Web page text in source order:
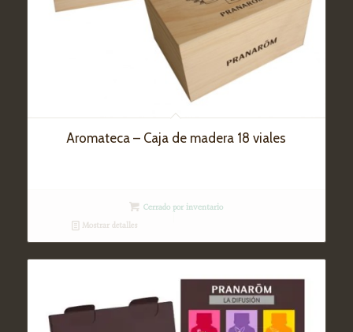
Aromateca – Caja de madera 18 viales
Cerrado por inventario
Mostrar detalles